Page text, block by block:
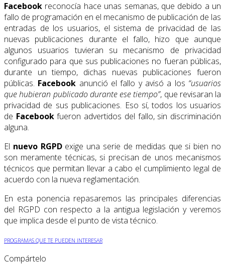
Facebook reconocía hace unas semanas, que debido a un
fallo de programación en el mecanismo de publicación de las
entradas de los usuarios, el sistema de privacidad de las
nuevas publicaciones durante el fallo, hizo que aunque
algunos usuarios tuvieran su mecanismo de privacidad
configurado para que sus publicaciones no fueran públicas,
durante un tiempo, dichas nuevas publicaciones fueron
públicas. Facebook anunció el fallo y avisó a los “usuarios
que hubieran publicado durante ese tiempo”, que revisaran la
privacidad de sus publicaciones. Eso sí, todos los usuarios
de Facebookfueron advertidos del fallo, sin discriminación
alguna.
El nuevo RGPDexige una serie de medidas que si bien no
son meramente técnicas, si precisan de unos mecanismos
técnicos que permitan llevar a cabo el cumplimiento legal de
acuerdo con la nueva reglamentación.
En esta ponencia repasaremos las principales diferencias
del RGPD con respecto a la antigua legislación y veremos
que implica desde el punto de vista técnico.
PROGRAMAS QUE TE PUEDEN INTERESAR
Compártelo